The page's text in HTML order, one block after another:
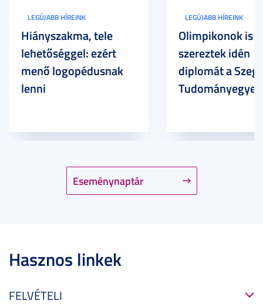
Eseménynaptár
LEGÚJABB HÍREINK
Hiányszakma, tele
lehetőséggel: ezért
menő logopédusnak
lenni
LEGÚJABB HÍREINK
Olimpikonok is
szereztek idén
diplomát a
Hasznos linkek
FELVÉTELI